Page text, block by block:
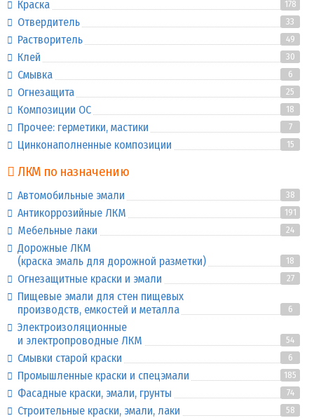
Краска 178
Отвердитель 33
Растворитель 49
Клей 30
Смывка 6
Огнезащита 25
Композиции ОС 18
Прочее: герметики, мастики 7
Цинконаполненные композиции 15
ЛКМ по назначению
Автомобильные эмали 38
Антикоррозийные ЛКМ 191
Мебельные лаки 24
Дорожные ЛКМ
(краска эмаль для дорожной разметки)
18
Огнезащитные краски и эмали 27
Пищевые эмали для стен пищевых
производств, емкостей и металла
6
Электроизоляционные
и электропроводные ЛКМ
54
Смывки старой краски 6
Промышленные краски и спецэмали 185
Фасадные краски, эмали, грунты 74
Строительные краски, эмали, лаки 58